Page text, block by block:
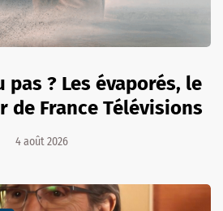
pas ? Les évaporés, le
de France Télévisions
4 août 2026